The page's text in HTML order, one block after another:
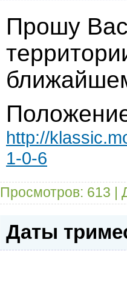
Прошу
http://
1-0-6
Просмотров: 613 |
Даты